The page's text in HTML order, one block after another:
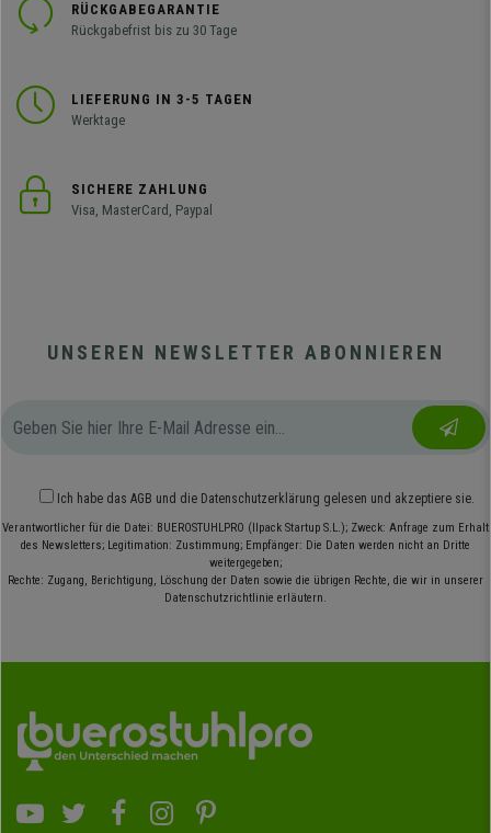
RÜCKGABEGARANTIE
Rückgabefrist bis zu 30 Tage
LIEFERUNG IN 3-5 TAGEN
Werktage
SICHERE ZAHLUNG
Visa, MasterCard, Paypal
UNSEREN NEWSLETTER ABONNIEREN
Ich habe das AGB und die Datenschutzerklärung gelesen und akzeptiere sie.
Verantwortlicher für die Datei: BUEROSTUHLPRO (Ilpack Startup S.L.); Zweck: Anfrage zum Erhalt
des Newsletters; Legitimation: Zustimmung; Empfänger: Die Daten werden nicht an Dritte
weitergegeben;
Rechte: Zugang, Berichtigung, Löschung der Daten sowie die übrigen Rechte, die wir in unserer
Datenschutzrichtlinie erläutern.